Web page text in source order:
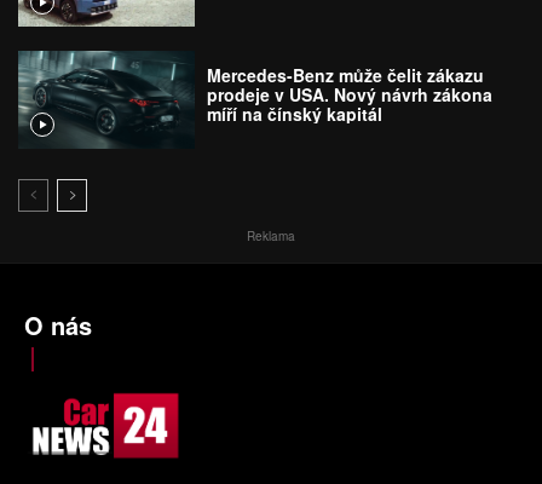
Mercedes-Benz může čelit zákazu
prodeje v USA. Nový návrh zákona
míří na čínský kapitál
Reklama
O nás